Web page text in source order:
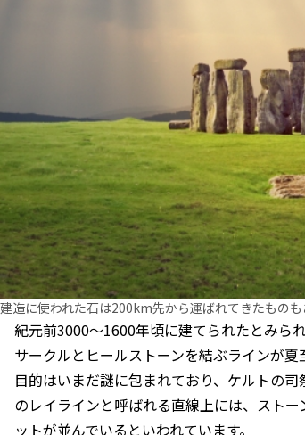
建造に使われた石は200km先から運ばれてきたものも
紀元前3000〜1600年頃に建てられたとみら
サークルとヒールストーンを結ぶラインが
目的はいまだ謎に包まれており、ケルトの
のレイラインと呼ばれる直線上には、スト
ットが並んでいるといわれています。